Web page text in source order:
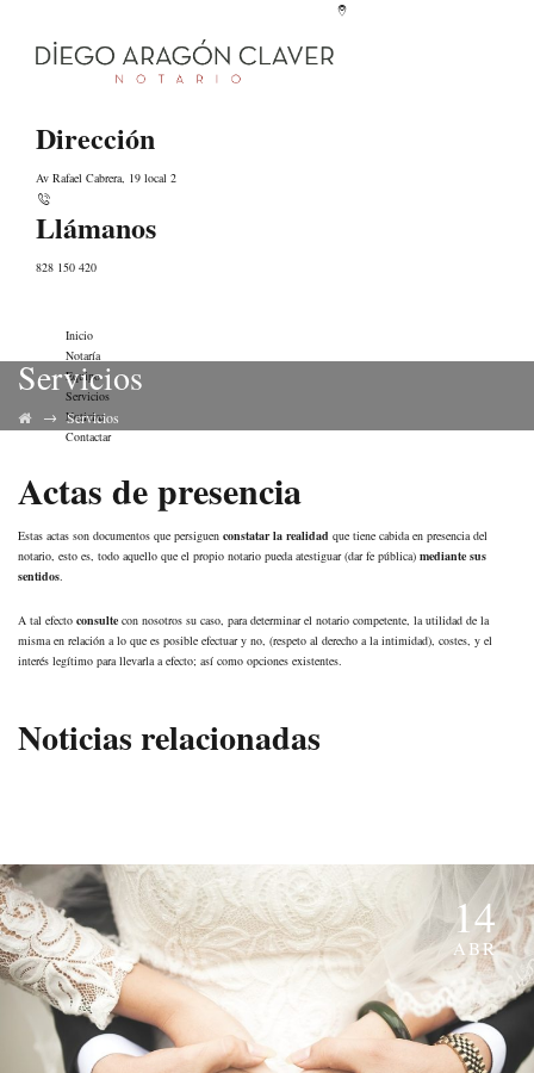
Dirección
Av Rafael Cabrera, 19 local 2
Llámanos
828 150 420
Inicio
Notaría
Equipo
Servicios
Noticias
Contactar
Servicios
→ Servicios
Actas de presencia
Estas actas son documentos que persiguen constatar la realidad que tiene cabida en presencia del
notario, esto es, todo aquello que el propio notario pueda atestiguar (dar fe pública) mediante sus
sentidos.
A tal efecto consulte con nosotros su caso, para determinar el notario competente, la utilidad de la
misma en relación a lo que es posible efectuar y no, (respeto al derecho a la intimidad), costes, y el
interés legítimo para llevarla a efecto; así como opciones existentes.
Noticias relacionadas
14
ABR